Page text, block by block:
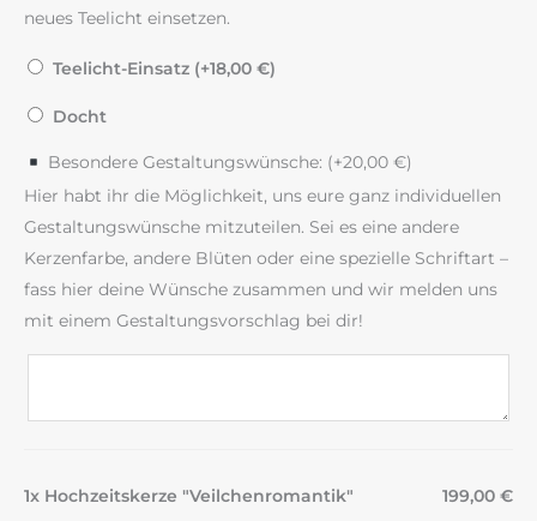
neues Teelicht einsetzen.
Teelicht-Einsatz (+18,00 €)
Docht
Besondere Gestaltungswünsche: (+20,00 €)
Hier habt ihr die Möglichkeit, uns eure ganz individuellen
Gestaltungswünsche mitzuteilen. Sei es eine andere
Kerzenfarbe, andere Blüten oder eine spezielle Schriftart –
fass hier deine Wünsche zusammen und wir melden uns
mit einem Gestaltungsvorschlag bei dir!
1x Hochzeitskerze "Veilchenromantik" 199,00 €